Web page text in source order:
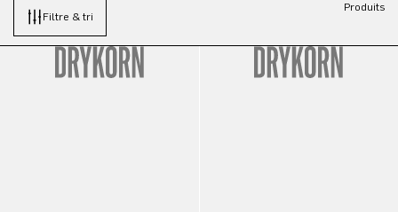
Filtre & tri
Produits